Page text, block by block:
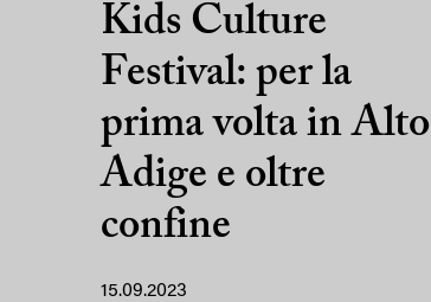
Kids Culture
Festival: per la
prima volta in Alto
Adige e oltre
confine
15.09.2023